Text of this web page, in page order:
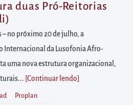
duas Pró-Reitorias
– no próximo 20 de julho, a
Internacional da Lusofonia Afro-
uma nova estrutura organizacional,
[Continuar lendo
Proplan